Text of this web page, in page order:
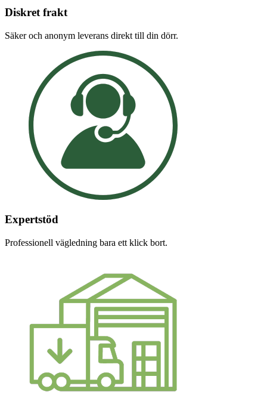
Diskret frakt
Säker och anonym leverans direkt till din dörr.
Expertstöd
Professionell vägledning bara ett klick bort.